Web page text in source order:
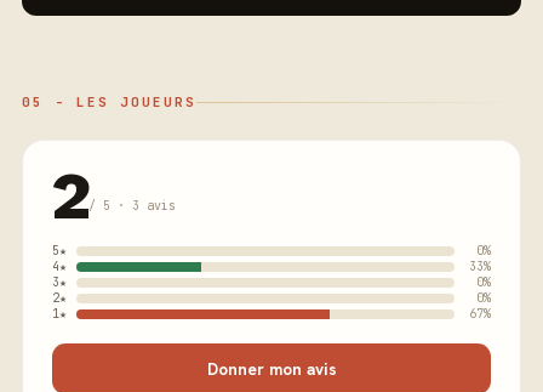
05 - LES JOUEURS
2/ 5 · 3 avis
5★
0%
4★
33%
3★
0%
2★
0%
1★
67%
Donner mon avis